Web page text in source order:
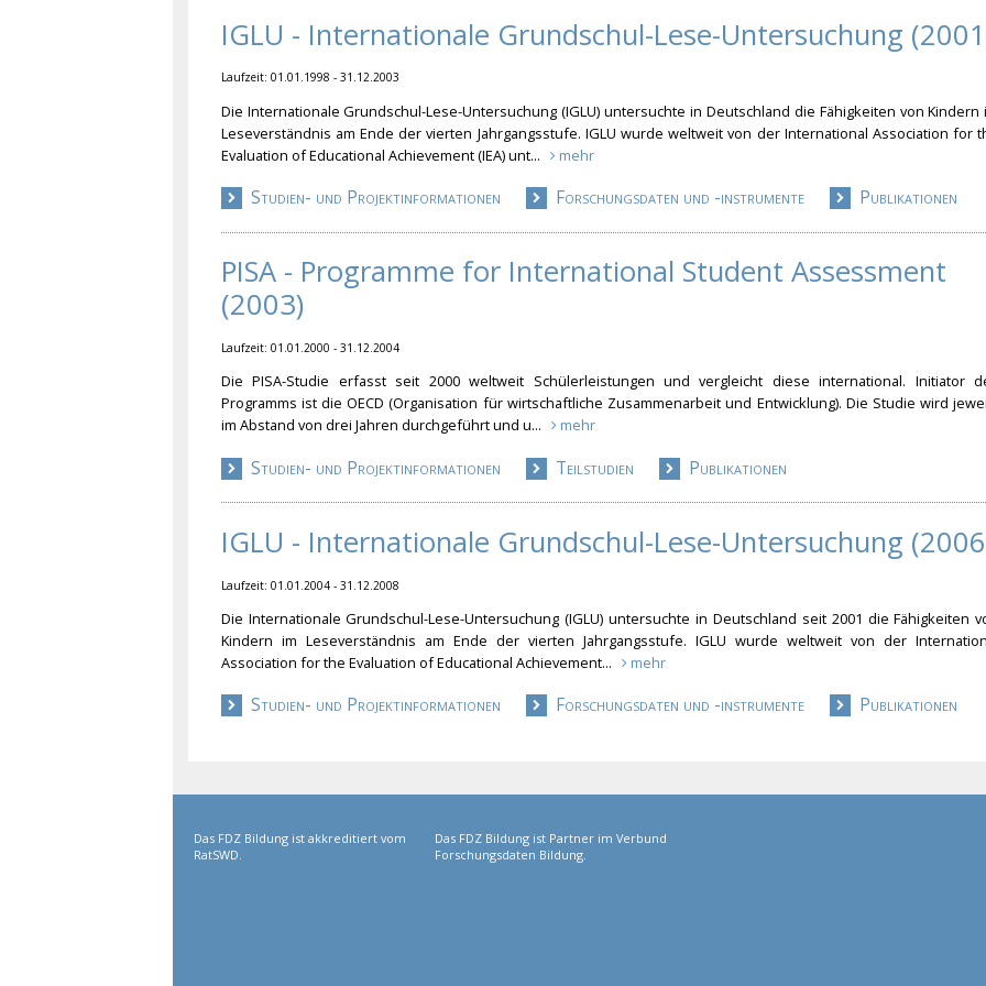
IGLU - Internationale Grundschul-Lese-Untersuchung
Laufzeit: 01.01.1998 - 31.12.2003
Die Internationale Grundschul-Lese-Untersuchung (IGLU) untersuchte in Deutschland die Fähigkeiten von Kindern
Leseverständnis am Ende der vierten Jahrgangsstufe. IGLU wurde weltweit von der International Association for
Evaluation of Educational Achievement (IEA) unt...
mehr
Studien- und Projektinformationen Forschungsdaten und -instrumente Publikationen
PISA - Programme for International Student Assessment
(2003)
Laufzeit: 01.01.2000 - 31.12.2004
Die PISA-Studie erfasst seit 2000 weltweit Schülerleistungen und vergleicht diese international. Initiator
Programms ist die OECD (Organisation für wirtschaftliche Zusammenarbeit und Entwicklung). Die Studie wird
im Abstand von drei Jahren durchgeführt und u...
mehr
Studien- und Projektinformationen Teilstudien Publikationen
IGLU - Internationale Grundschul-Lese-Untersuchung
Laufzeit: 01.01.2004 - 31.12.2008
Die Internationale Grundschul-Lese-Untersuchung (IGLU) untersuchte in Deutschland seit 2001 die Fähigkeiten
Kindern im Leseverständnis am Ende der vierten Jahrgangsstufe. IGLU wurde weltweit von der
Association for the Evaluation of Educational Achievement...
mehr
Studien- und Projektinformationen Forschungsdaten und -instrumente Publikationen
Das FDZ Bildung ist akkreditiert vom
RatSWD.
Das FDZ Bildung ist Partner im Verbund
Forschungsdaten Bildung.